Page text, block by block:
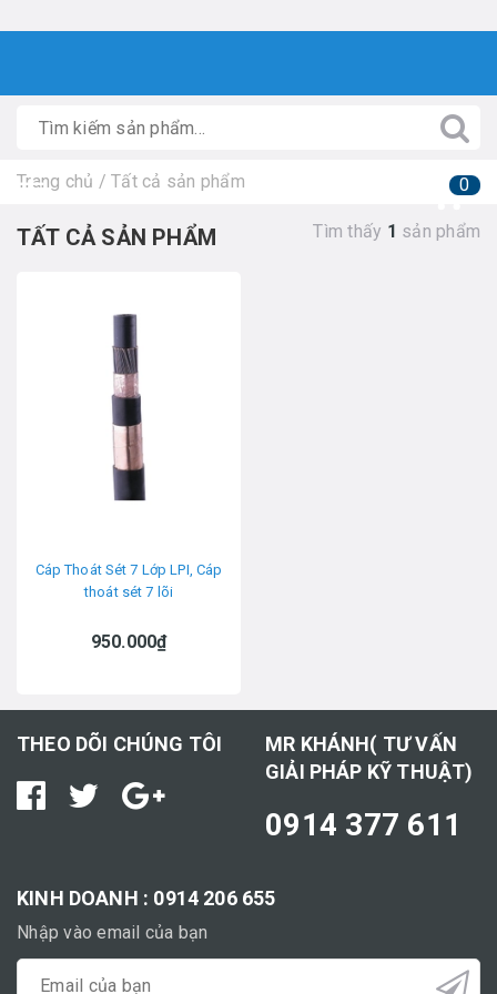
0
Trang chủ / Tất cả sản phẩm
TẤT CẢ SẢN PHẨM Tìm thấy 1 sản phẩm
Cáp Thoát Sét 7 Lớp LPI, Cáp
thoát sét 7 lõi
950.000₫
THEO DÕI CHÚNG TÔI
MR KHÁNH( TƯ VẤN
GIẢI PHÁP KỸ THUẬT)
0914 377 611
KINH DOANH : 0914 206 655
Nhập vào email của bạn